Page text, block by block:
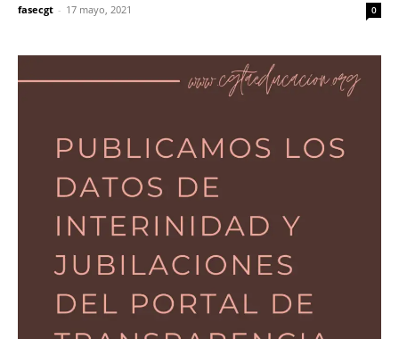
fasecgt - 17 mayo, 2021 0